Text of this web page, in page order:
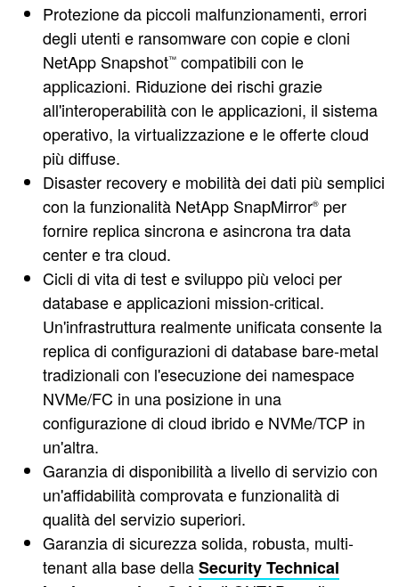
Protezione da piccoli malfunzionamenti, errori
degli utenti e ransomware con copie e cloni
NetApp Snapshot™ compatibili con le
applicazioni. Riduzione dei rischi grazie
all'interoperabilità con le applicazioni, il sistema
operativo, la virtualizzazione e le offerte cloud
più diffuse.
Disaster recovery e mobilità dei dati più semplici
con la funzionalità NetApp SnapMirror® per
fornire replica sincrona e asincrona tra data
center e tra cloud.
Cicli di vita di test e sviluppo più veloci per
database e applicazioni mission-critical.
Un'infrastruttura realmente unificata consente la
replica di configurazioni di database bare-metal
tradizionali con l'esecuzione dei namespace
NVMe/FC in una posizione in una
configurazione di cloud ibrido e NVMe/TCP in
un'altra.
Garanzia di disponibilità a livello di servizio con
un'affidabilità comprovata e funzionalità di
qualità del servizio superiori.
Garanzia di sicurezza solida, robusta, multi-
tenant alla base dellaSecurity Technical